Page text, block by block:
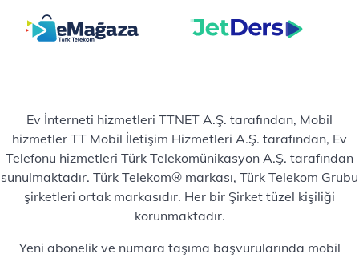
Ev İnterneti hizmetleri TTNET A.Ş. tarafından, Mobil
hizmetler TT Mobil İletişim Hizmetleri A.Ş. tarafından, Ev
Telefonu hizmetleri Türk Telekomünikasyon A.Ş. tarafından
sunulmaktadır. Türk Telekom® markası, Türk Telekom Grubu
şirketleri ortak markasıdır. Her bir Şirket tüzel kişiliği
korunmaktadır.
Yeni abonelik ve numara taşıma başvurularında mobil